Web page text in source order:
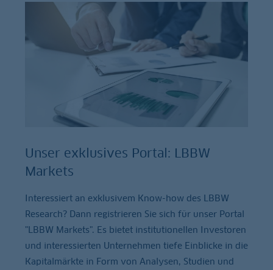
Unser exklusives Portal: LBBW
Markets
Interessiert an exklusivem Know-how des LBBW
Research? Dann registrieren Sie sich für unser Portal
"LBBW Markets". Es bietet institutionellen Investoren
und interessierten Unternehmen tiefe Einblicke in die
Kapitalmärkte in Form von Analysen, Studien und